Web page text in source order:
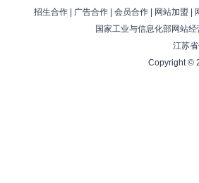
招生合作| 广告合作| 会员合作| 网站加盟 |
国家工业与信息化部网站
江苏
Copyright ©